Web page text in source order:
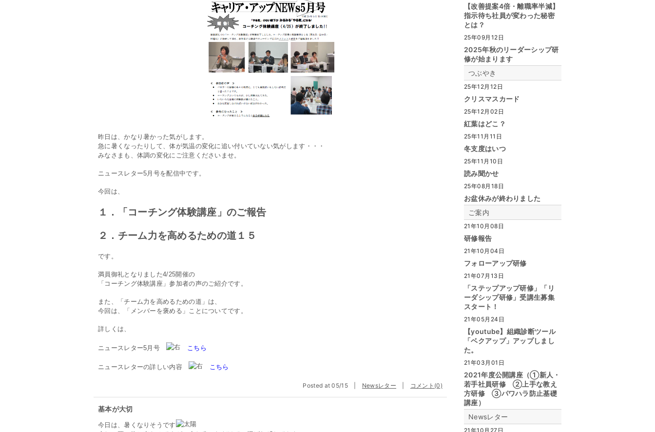
昨日は、かなり暑かった気がします。
急に暑くなったりして、体が気温の変化に追い付いていない気がします・・・
みなさまも、体調の変化にご注意くださいませ。
ニュースレター5月号を配信中です。
今回は、
１．「コーチング体験講座」のご報告
２．チーム力を高めるための道１５
です。
満員御礼となりました4/25開催の
「コーチング体験講座」参加者の声のご紹介です。
また、「チーム力を高めるための道」は、
今回は、「メンバーを褒める」ことについてです。
詳しくは、
ニュースレター5月号 こちら
ニュースレターの詳しい内容 こちら
Posted at 05/15 | Newsレター コメント(0)
基本が大切
今日は、暑くなりそうです
【改善提案4倍・離職率半減】
指示待ち社員が変わった秘密
とは？
25年09月12日
2025年秋のリーダーシップ研
修が始まります
つぶやき
25年12月12日
クリスマスカード
25年12月02日
紅葉はどこ？
25年11月11日
冬支度はいつ
25年11月10日
読み聞かせ
25年08月18日
お盆休みが終わりました
ご案内
21年10月08日
研修報告
21年10月04日
フォローアップ研修
21年07月13日
「ステップアップ研修」「リ
ーダシップ研修」受講生募集
スタート！
21年05月24日
【youtube】組織診断ツール
「ベクアップ」アップしまし
た。
21年03月01日
2021年度公開講座（①新人・
若手社員研修 ②上手な教え
方研修 ③パワハラ防止基礎
講座）
Newsレター
21年10月27日